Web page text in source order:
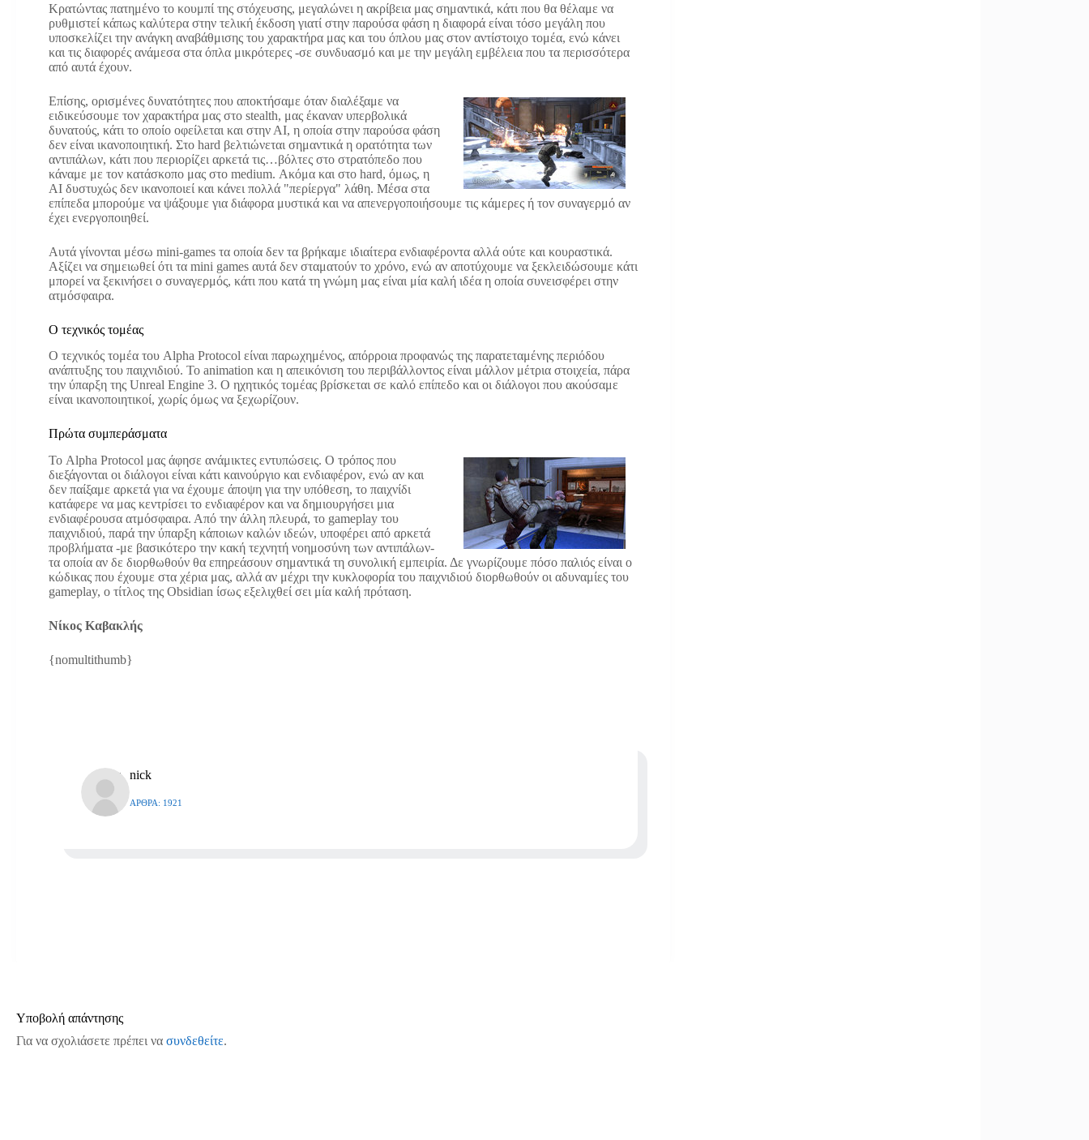
Κρατώντας πατημένο το κουμπί της στόχευσης, μεγαλώνει η ακρίβεια μας σημαντικά, κάτι που θα θέλαμε να
ρυθμιστεί κάπως καλύτερα στην τελική έκδοση γιατί στην παρούσα φάση η διαφορά είναι τόσο μεγάλη που
υποσκελίζει την ανάγκη αναβάθμισης του χαρακτήρα μας και του όπλου μας στον αντίστοιχο τομέα, ενώ κάνει
και τις διαφορές ανάμεσα στα όπλα μικρότερες -σε συνδυασμό και με την μεγάλη εμβέλεια που τα περισσότερα
από αυτά έχουν.
Επίσης, ορισμένες δυνατότητες που αποκτήσαμε όταν διαλέξαμε να
ειδικεύσουμε τον χαρακτήρα μας στο stealth, μας έκαναν υπερβολικά
δυνατούς, κάτι το οποίο οφείλεται και στην ΑΙ, η οποία στην παρούσα φάση
δεν είναι ικανοποιητική. Στο hard βελτιώνεται σημαντικά η ορατότητα των
αντιπάλων, κάτι που περιορίζει αρκετά τις…βόλτες στο στρατόπεδο που
κάναμε με τον κατάσκοπο μας στο medium. Ακόμα και στο hard, όμως, η
ΑΙ δυστυχώς δεν ικανοποιεί και κάνει πολλά "περίεργα" λάθη. Μέσα στα
επίπεδα μπορούμε να ψάξουμε για διάφορα μυστικά και να απενεργοποιήσουμε τις κάμερες ή τον συναγερμό αν
έχει ενεργοποιηθεί.
Αυτά γίνονται μέσω mini-games τα οποία δεν τα βρήκαμε ιδιαίτερα ενδιαφέροντα αλλά ούτε και κουραστικά.
Αξίζει να σημειωθεί ότι τα mini games αυτά δεν σταματούν το χρόνο, ενώ αν αποτύχουμε να ξεκλειδώσουμε κάτι
μπορεί να ξεκινήσει ο συναγερμός, κάτι που κατά τη γνώμη μας είναι μία καλή ιδέα η οποία συνεισφέρει στην
ατμόσφαιρα.
Ο τεχνικός τομέας
Ο τεχνικός τομέα του Alpha Protocol είναι παρωχημένος, απόρροια προφανώς της παρατεταμένης περιόδου
ανάπτυξης του παιχνιδιού. Το animation και η απεικόνιση του περιβάλλοντος είναι μάλλον μέτρια στοιχεία, πάρα
την ύπαρξη της Unreal Engine 3. Ο ηχητικός τομέας βρίσκεται σε καλό επίπεδο και οι διάλογοι που ακούσαμε
είναι ικανοποιητικοί, χωρίς όμως να ξεχωρίζουν.
Πρώτα συμπεράσματα
Το Alpha Protocol μας άφησε ανάμικτες εντυπώσεις. Ο τρόπος που
διεξάγονται οι διάλογοι είναι κάτι καινούργιο και ενδιαφέρον, ενώ αν και
δεν παίξαμε αρκετά για να έχουμε άποψη για την υπόθεση, το παιχνίδι
κατάφερε να μας κεντρίσει το ενδιαφέρον και να δημιουργήσει μια
ενδιαφέρουσα ατμόσφαιρα. Από την άλλη πλευρά, το gameplay του
παιχνιδιού, παρά την ύπαρξη κάποιων καλών ιδεών, υποφέρει από αρκετά
προβλήματα -με βασικότερο την κακή τεχνητή νοημοσύνη των αντιπάλων-
τα οποία αν δε διορθωθούν θα επηρεάσουν σημαντικά τη συνολική εμπειρία. Δε γνωρίζουμε πόσο παλιός είναι ο
κώδικας που έχουμε στα χέρια μας, αλλά αν μέχρι την κυκλοφορία του παιχνιδιού διορθωθούν οι αδυναμίες του
gameplay, ο τίτλος της Obsidian ίσως εξελιχθεί σει μία καλή πρόταση.
Νίκος Καβακλής
{nomultithumb}
nick
ΆΡΘΡΑ: 1921
Υποβολή απάντησης
Για να σχολιάσετε πρέπει να συνδεθείτε.